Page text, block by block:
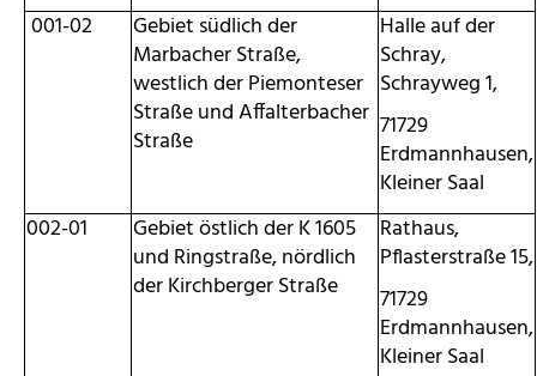
001-02
Gebiet südlich der
Marbacher Straße,
westlich der Piemonteser
Straße und Affalterbacher
Straße
Halle auf der
Schray,
Schrayweg 1,
71729
Erdmannhausen,
Kleiner Saal
002-01
Gebiet östlich der K 1605
und Ringstraße, nördlich
der Kirchberger Straße
Rathaus,
Pflasterstraße 15,
71729
Erdmannhausen,
Kleiner Saal